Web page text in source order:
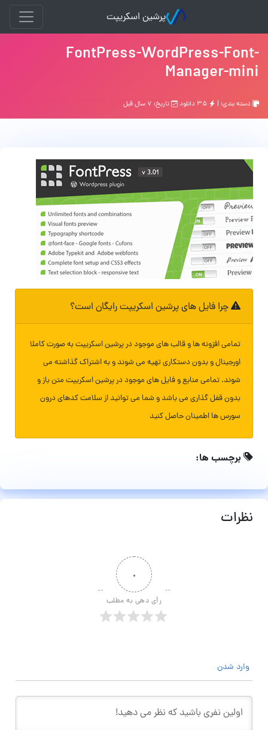
پرشین اسکریپت
FontPress-WordPress-Font-
Manager-mini
دسته بندی: | تاریخ: ۷ سال قبل
چرا فایل های پرشین اسکریپت رایگان است؟
تمامی افزونه ها و قالب های موجود در پرشین اسکریپت به صورت کاملا
اورجینال و بدون دستکاری تهیه می شوند و به اشتراک گذاشته می
شوند. تمامی منابع و فایل های موجود در پرشین اسکریپت متن باز و
بدون قفل گذاری می باشد و شما می توانید از سلامت کدهای درون
سورس ها اطمینان حاصل کنید
برچسب ها:
نظرات
۰
رأی دهی به مطلب
وارد شدن